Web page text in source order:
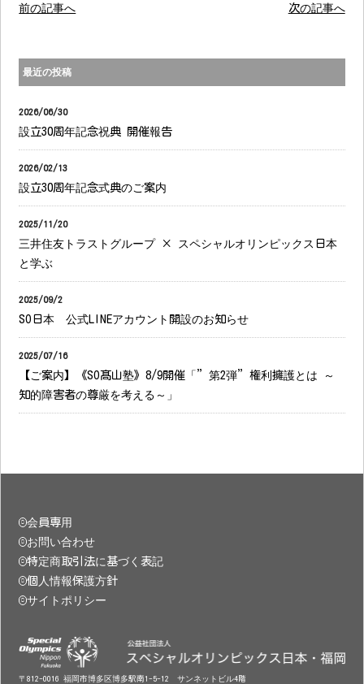
前の記事へ 次の記事へ
最近の投稿
2026/06/30
設立30周年記念祝典 開催報告
2026/02/13
設立30周年記念式典のご案内
2025/11/20
三井住友トラストグループ × スペシャルオリンピックス日本
と学ぶ
2025/09/2
SO日本 公式LINEアカウント開設のお知らせ
2025/07/16
【ご案内】《SO髙山塾》8/9開催「”第2弾”権利擁護とは ～
知的障害者の尊厳を考える～」
会員専用
お問い合わせ
特定商取引法に基づく表記
個人情報保護方針
サイトポリシー
〒812-0016 福岡市博多区博多駅南1-5-12 サンネットビル4階